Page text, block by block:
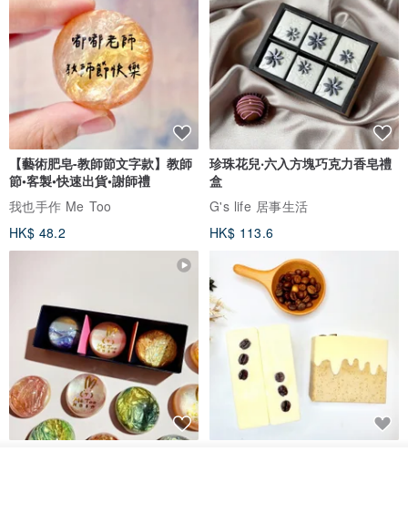
順幾遍手環上的每個珠子，大多數情況下即可恢復平順。
* 含金屬的商品長時間不配戴時，建議以夾鏈袋封存，能減少氧化。
* 黃銅、純銀氧化變黑屬正常現象，可用拭銀布擦拭恢復光亮。
* 天然黃銅可用濕棉布沾檸檬汁或醋擦拭至光亮，如商品為複合式材
質，例如含有木質、天然珍珠等需避開，可用棉花棒或小牙刷小面積
分開處理。
【藝術肥皂-教師節文字款】教師
節•客製•快速出貨•謝師禮
我也手作 Me Too
HK$ 48.2
珍珠花兒‧六入方塊巧克力香皂禮
盒
G's life 居事生活
HK$ 113.6